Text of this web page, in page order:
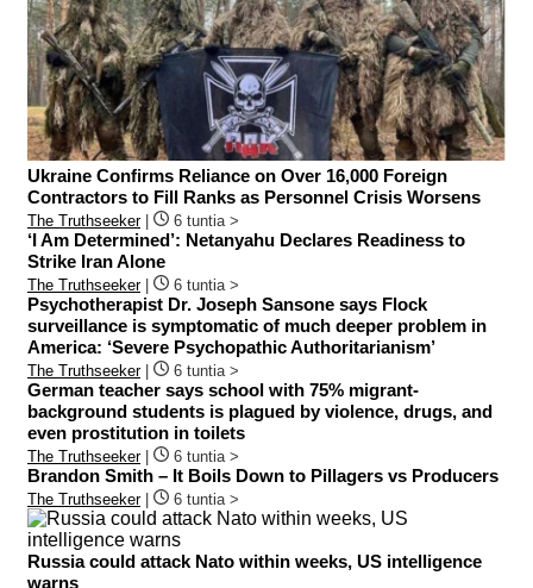
Ukraine Confirms Reliance on Over 16,000 Foreign
Contractors to Fill Ranks as Personnel Crisis Worsens
The Truthseeker| 6 tuntia >
‘I Am Determined’: Netanyahu Declares Readiness to
Strike Iran Alone
The Truthseeker| 6 tuntia >
Psychotherapist Dr. Joseph Sansone says Flock
surveillance is symptomatic of much deeper problem in
America: ‘Severe Psychopathic Authoritarianism’
The Truthseeker| 6 tuntia >
German teacher says school with 75% migrant-
background students is plagued by violence, drugs, and
even prostitution in toilets
The Truthseeker| 6 tuntia >
Brandon Smith – It Boils Down to Pillagers vs Producers
The Truthseeker| 6 tuntia >
Russia could attack Nato within weeks, US intelligence
warns